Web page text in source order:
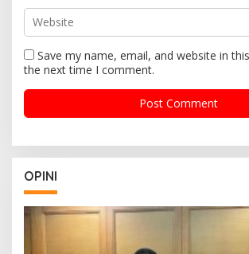
Save my name, email, and website in
the next time I comment.
OPINI